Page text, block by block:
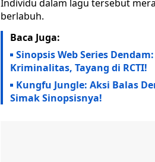
Individu dalam lagu tersebut
berlabuh.
Baca Juga:
Sinopsis Web Series
Kriminalitas, Tayang di RCTI!
Kungfu Jungle: Aksi Balas
Simak Sinopsisnya!